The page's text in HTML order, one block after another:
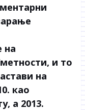
на
и то
на
као
а 2013.